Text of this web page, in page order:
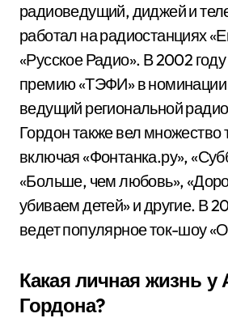
радиоведущий, диджей и
работал на радиостанциях
«Русское Радио». В 2002
премию «ТЭФИ» в
ведущий региональной
Гордон также вел множество
включая «Фонтанка.ру»,
«Больше, чем любовь»,
убиваем детей» и другие. В
ведет популярное ток-шоу
Какая личная жизнь у
Гордона?